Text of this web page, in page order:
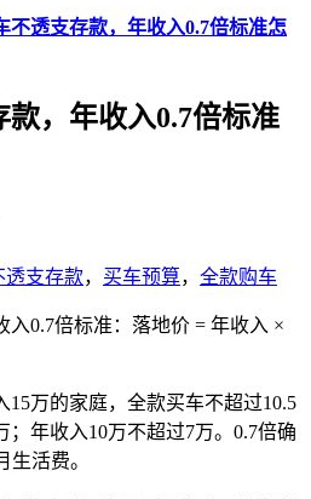
不透支存款，年收入0.7倍标准怎
，年收入0.7倍标准
透支存款， 买车预算， 全款购车
0.7倍标准：落地价 = 年收入 ×
万的家庭，全款买车不超过10.5
；年收入10万不超过7万。0.7倍确
活费。